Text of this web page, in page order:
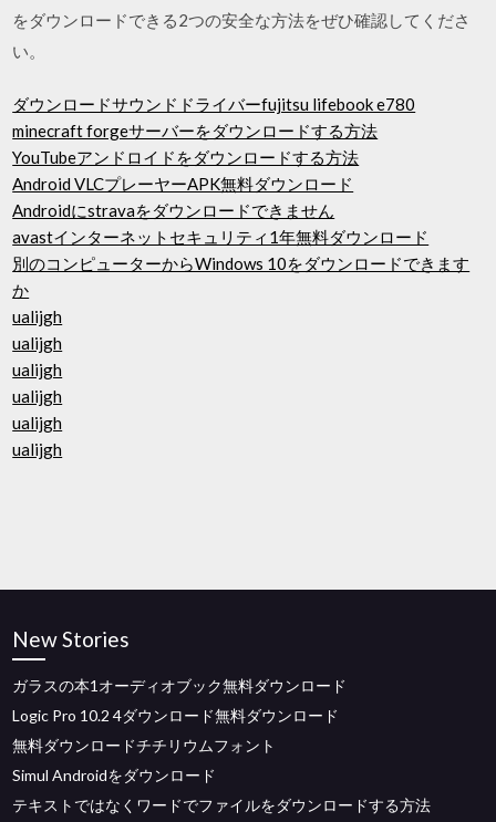
をダウンロードできる2つの安全な方法をぜひ確認してくださ
い。
ダウンロードサウンドドライバーfujitsu lifebook e780
minecraft forgeサーバーをダウンロードする方法
YouTubeアンドロイドをダウンロードする方法
Android VLCプレーヤーAPK無料ダウンロード
Androidにstravaをダウンロードできません
avastインターネットセキュリティ1年無料ダウンロード
別のコンピューターからWindows 10をダウンロードできます
か
ualijgh
ualijgh
ualijgh
ualijgh
ualijgh
ualijgh
New Stories
ガラスの本1オーディオブック無料ダウンロード
Logic Pro 10.2 4ダウンロード無料ダウンロード
無料ダウンロードチチリウムフォント
Simul Androidをダウンロード
テキストではなくワードでファイルをダウンロードする方法